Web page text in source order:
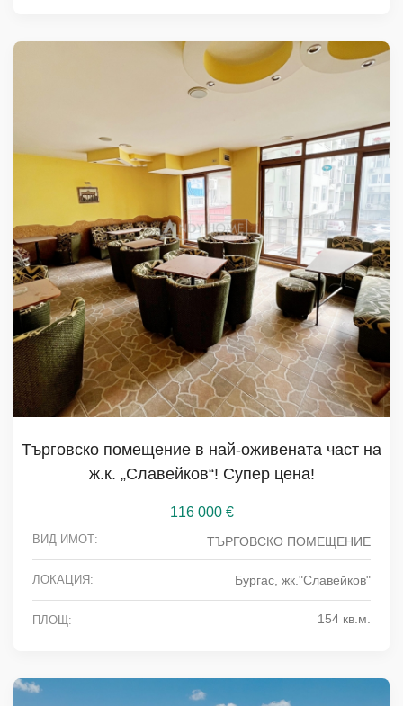
Търговско помещение в най-оживената част на
ж.к. „Славейков“! Супер цена!
116 000 €
ВИД ИМОТ: ТЪРГОВСКО ПОМЕЩЕНИЕ
ЛОКАЦИЯ: Бургас, жк."Славейков"
ПЛОЩ: 154 кв.м.